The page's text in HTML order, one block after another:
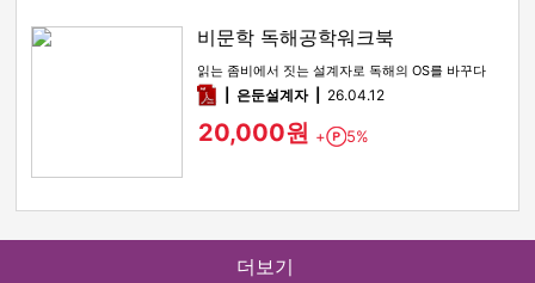
비문학 독해공학워크북
읽는 좀비에서 짓는 설계자로 독해의 OS를 바꾸다
pdf은둔설계자 26.04.12
20,000원 + Point
5%
더보기